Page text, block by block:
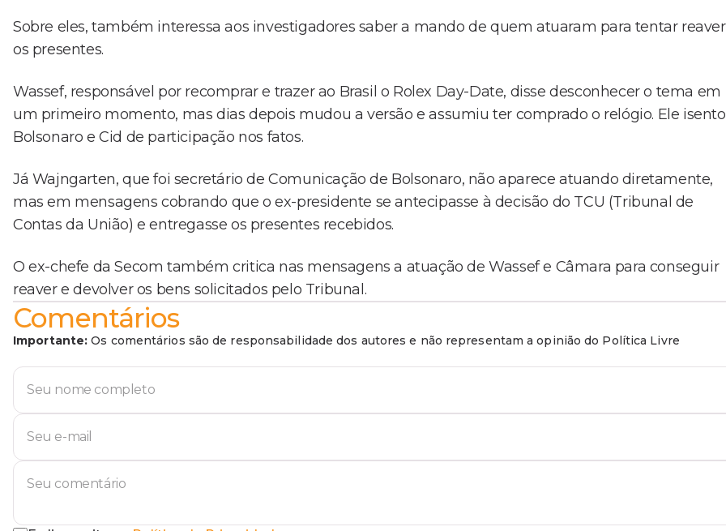
Sobre eles, também interessa aos investigadores saber a mando de quem atuaram para tentar reaver
os presentes.
Wassef, responsável por recomprar e trazer ao Brasil o Rolex Day-Date, disse desconhecer o tema em
um primeiro momento, mas dias depois mudou a versão e assumiu ter comprado o relógio. Ele
Bolsonaro e Cid de participação nos fatos.
Já Wajngarten, que foi secretário de Comunicação de Bolsonaro, não aparece atuando diretamente,
mas em mensagens cobrando que o ex-presidente se antecipasse à decisão do TCU (Tribunal de
Contas da União) e entregasse os presentes recebidos.
O ex-chefe da Secom também critica nas mensagens a atuação de Wassef e Câmara para conseguir
reaver e devolver os bens solicitados pelo Tribunal.
Comentários
Importante: Os comentários são de responsabilidade dos autores e não representam a opinião do Política Livre